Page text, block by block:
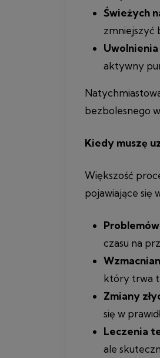
Świeżych
zmniejszyć
aktywny
bezbolesnego
Kiedy muszę
Większość
pojawiające się
czasu na
który trwa
Zmiany
się w
Leczenia
ale